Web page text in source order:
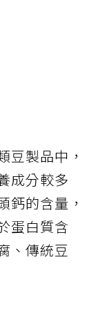
豆製品中，
成分較多
鈣的含量，
蛋白質含
、傳統豆